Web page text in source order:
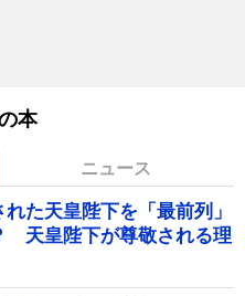
本
ニュース
た天皇陛下を「最前列」
天皇陛下が尊敬される理